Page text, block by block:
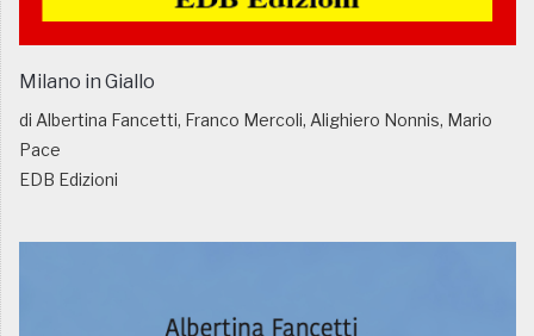
Milano in Giallo
di Albertina Fancetti, Franco Mercoli, Alighiero Nonnis, Mario
Pace
EDB Edizioni